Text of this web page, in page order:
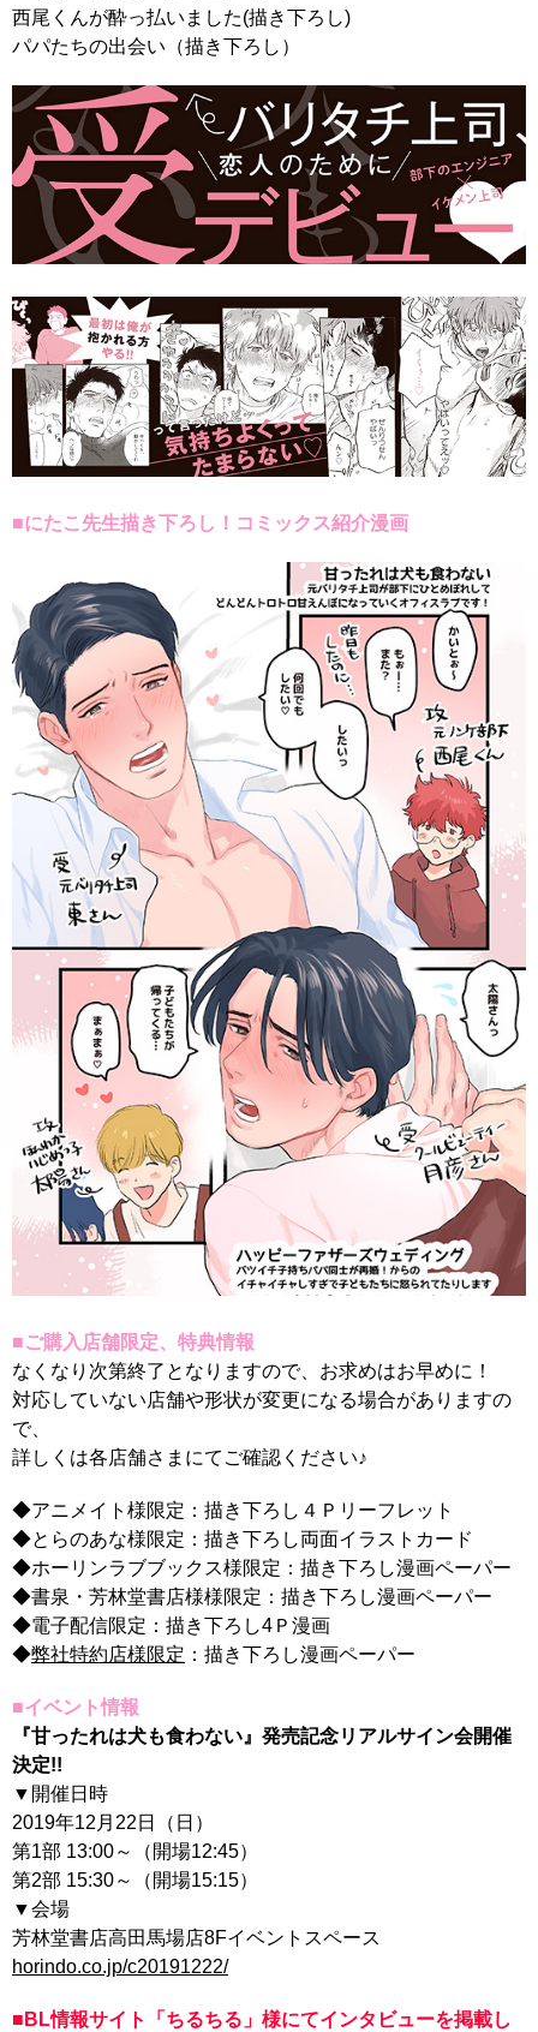
西尾くんが酔っ払いました(描き下ろし)
パパたちの出会い（描き下ろし）
■にたこ先生描き下ろし！コミックス紹介漫画
■ご購入店舗限定、特典情報
なくなり次第終了となりますので、お求めはお早めに！
対応していない店舗や形状が変更になる場合がありますの
で、
詳しくは各店舗さまにてご確認ください♪
◆アニメイト様限定：描き下ろし４Ｐリーフレット
◆とらのあな様限定：描き下ろし両面イラストカード
◆ホーリンラブブックス様限定：描き下ろし漫画ペーパー
◆書泉・芳林堂書店様様限定：描き下ろし漫画ペーパー
◆電子配信限定：描き下ろし4Ｐ漫画
◆弊社特約店様限定 ：描き下ろし漫画ペーパー
■イベント情報
『甘ったれは犬も食わない』発売記念リアルサイン会開催
決定!!
▼開催日時
2019年12月22日（日）
第1部 13:00～（開場12:45）
第2部 15:30～（開場15:15）
▼会場
芳林堂書店高田馬場店8Fイベントスペース
horindo.co.jp/c20191222/
■BL情報サイト「ちるちる」様にてインタビューを掲載し